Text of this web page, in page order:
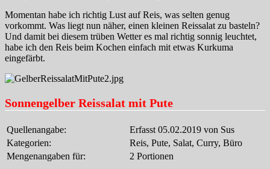
Momentan habe ich richtig Lust auf Reis, was selten genug
vorkommt. Was liegt nun näher, einen kleinen Reissalat zu basteln?
Und damit bei diesem trüben Wetter es mal richtig sonnig leuchtet,
habe ich den Reis beim Kochen einfach mit etwas Kurkuma
eingefärbt.
Sonnengelber Reissalat mit Pute
Quellenangabe:
Erfasst 05.02.2019 von Sus
Kategorien:
Reis, Pute, Salat, Curry, Büro
Mengenangaben für:
2 Portionen